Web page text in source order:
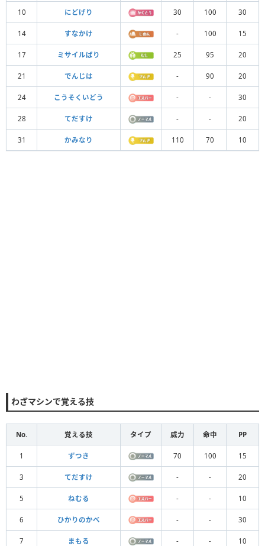
10 にどげり 30 100 30
14 すなかけ - 100 15
17 ミサイルばり 25 95 20
21 でんじは - 90 20
24 こうそくいどう - - 30
28 てだすけ - - 20
31 かみなり 110 70 10
わざマシンで覚える技
No. 覚える技 タイプ 威力 命中 PP
1 ずつき 70 100 15
3 てだすけ - - 20
5 ねむる - - 10
6 ひかりのかべ - - 30
7 まもる - - 10